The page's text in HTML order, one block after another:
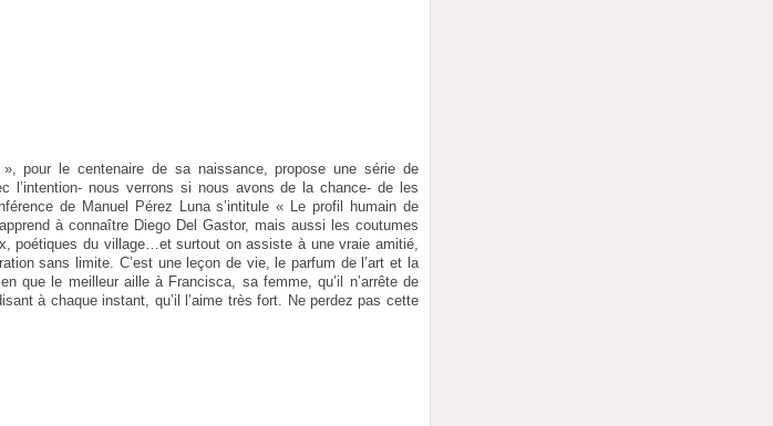
pour le centenaire de sa naissance, propose une série de
l’intention- nous verrons si nous avons de la chance- de les
de Manuel Pérez Luna s’intitule « Le profil humain de
à connaître Diego Del Gastor, mais aussi les coutumes
poétiques du village…et surtout on assiste à une vraie amitié,
sans limite. C’est une leçon de vie, le parfum de l’art et la
que le meilleur aille à Francisca, sa femme, qu’il n’arrête de
à chaque instant, qu’il l’aime très fort. Ne perdez pas cette